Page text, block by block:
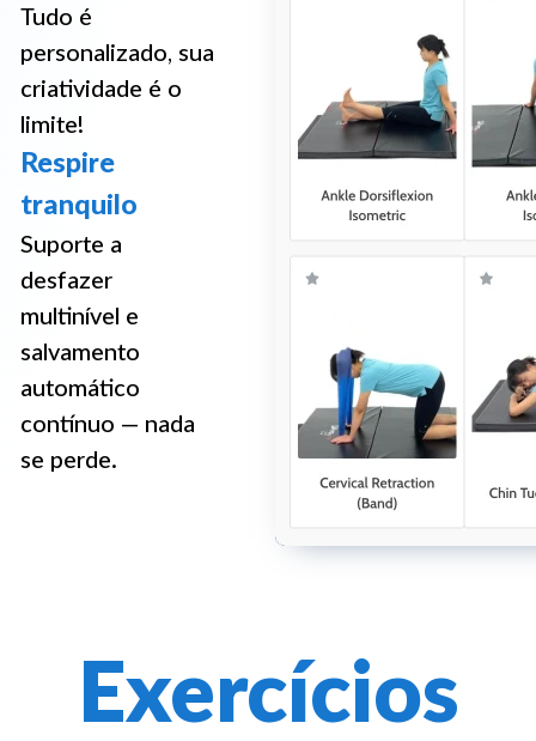
Tudo é
personalizado, sua
criatividade é o
limite!
Respire
tranquilo
Suporte a
desfazer
multinível e
salvamento
automático
contínuo — nada
se perde.
Exercícios